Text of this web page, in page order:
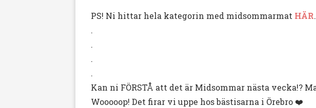
PS! Ni hittar hela kategorin med midsommarmat HÄR.
.
.
.
.
Kan ni FÖRSTÅ att det är Midsommar nästa vecka!?
Wooooop! Det firar vi uppe hos bästisarna i Örebro ❤️